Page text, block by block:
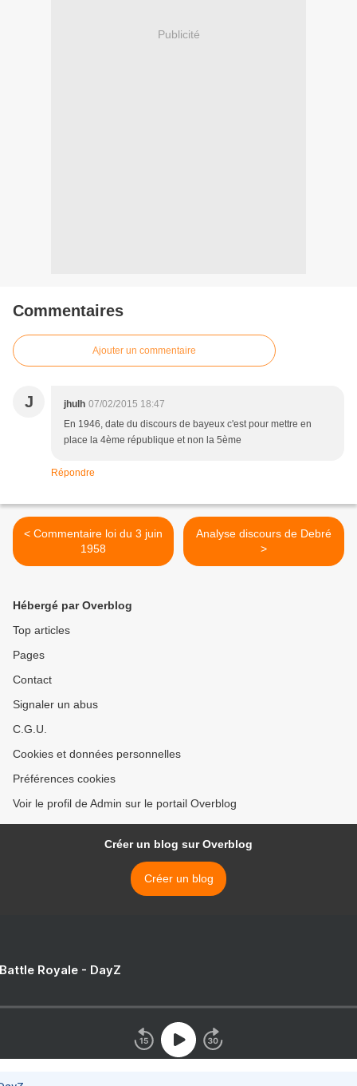
Publicité
Commentaires
Ajouter un commentaire
J jhulh 07/02/2015 18:47
En 1946, date du discours de bayeux c'est pour mettre en
place la 4ème république et non la 5ème
Répondre
< Commentaire loi du 3 juin
1958
Analyse discours de Debré
>
Hébergé par Overblog
Top articles
Pages
Contact
Signaler un abus
C.G.U.
Cookies et données personnelles
Préférences cookies
Voir le profil de Admin sur le portail Overblog
Créer un blog sur Overblog
Créer un blog
Royale - DayZ